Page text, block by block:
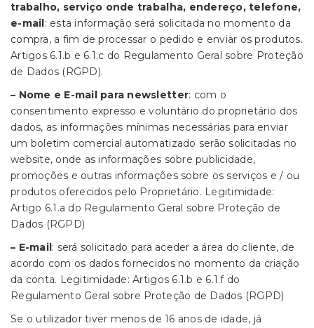
trabalho, serviço onde trabalha, endereço, telefone,
e-mail: esta informação será solicitada no momento da
compra, a fim de processar o pedido e enviar os produtos.
Artigos 6.1.b e 6.1.c do Regulamento Geral sobre Proteção
de Dados (RGPD).
– Nome e E-mail para newsletter: com o
consentimento expresso e voluntário do proprietário dos
dados, as informações mínimas necessárias para enviar
um boletim comercial automatizado serão solicitadas no
website, onde as informações sobre publicidade,
promoções e outras informações sobre os serviços e / ou
produtos oferecidos pelo Proprietário. Legitimidade:
Artigo 6.1.a do Regulamento Geral sobre Proteção de
Dados (RGPD)
– E-mail: será solicitado para aceder a área do cliente, de
acordo com os dados fornecidos no momento da criação
da conta. Legitimidade: Artigos 6.1.b e 6.1.f do
Regulamento Geral sobre Proteção de Dados (RGPD)
Se o utilizador tiver menos de 16 anos de idade, já